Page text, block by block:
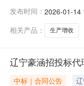
扶持贫困残
关采购公告和
发布时间： 2026-01-14
相关产品：
生产增收
辽宁豪涵招投标
中标｜合同公告